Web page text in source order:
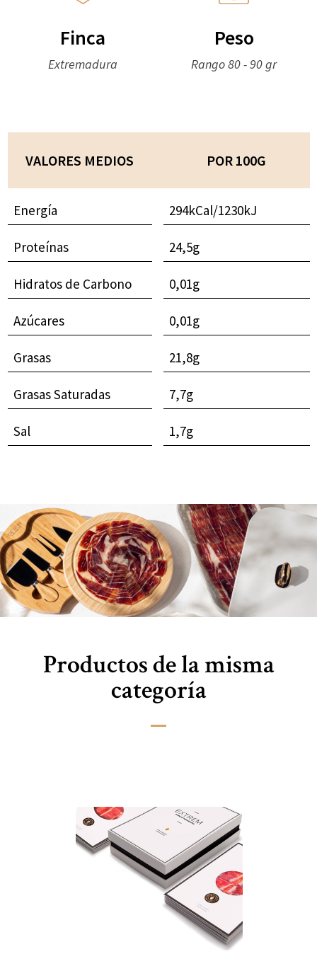
Finca
Extremadura
Peso
Rango 80 - 90 gr
VALORES MEDIOS POR 100G
Energía 294kCal/1230kJ
Proteínas 24,5g
Hidratos de Carbono 0,01g
Azúcares 0,01g
Grasas 21,8g
Grasas Saturadas 7,7g
Sal 1,7g
Productos de la misma
categoría